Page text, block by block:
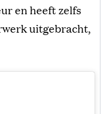
en heeft zelfs
uitgebracht,